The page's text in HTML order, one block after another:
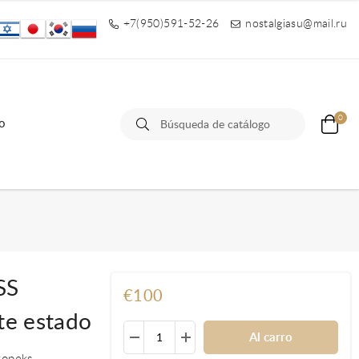
+7(950)591-52-26 nostalgiasu@mail.ru
0
estado
€100
Al carro